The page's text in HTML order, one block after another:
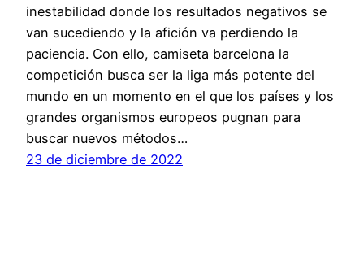
inestabilidad donde los resultados negativos se
van sucediendo y la afición va perdiendo la
paciencia. Con ello, camiseta barcelona la
competición busca ser la liga más potente del
mundo en un momento en el que los países y los
grandes organismos europeos pugnan para
buscar nuevos métodos…
23 de diciembre de 2022